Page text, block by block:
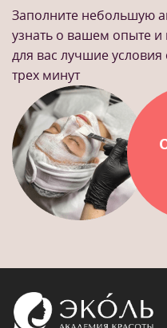
Заполните небольшую
узнать о вашем опыте и
для вас лучшие
трех минут